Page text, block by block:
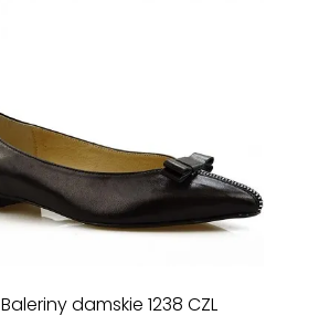
Baleriny damskie 1238 CZL